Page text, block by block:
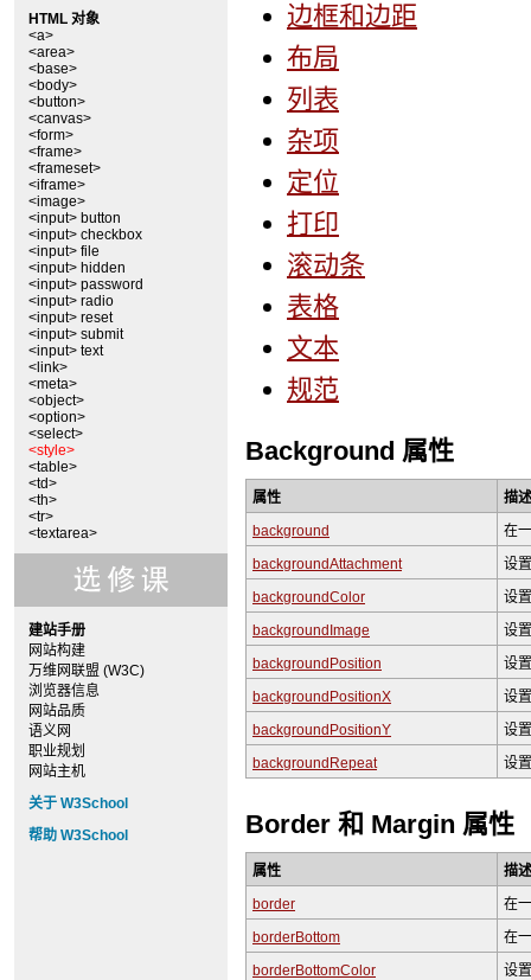
HTML 对象
<a>
<area>
<base>
<body>
<button>
<canvas>
<form>
<frame>
<frameset>
<iframe>
<image>
<input> button
<input> checkbox
<input> file
<input> hidden
<input> password
<input> radio
<input> reset
<input> submit
<input> text
<link>
<meta>
<object>
<option>
<select>
<style>
<table>
<td>
<th>
<tr>
<textarea>
建站手册
网站构建
万维网联盟 (W3C)
浏览器信息
网站品质
语义网
职业规划
网站主机
关于 W3School
帮助 W3School
边框和边距
布局
列表
杂项
定位
打印
滚动条
表格
文本
规范
Background 属性
属性
描述
background
在
backgroundAttachment
设
backgroundColor
设
backgroundImage
设
backgroundPosition
设
backgroundPositionX
设
backgroundPositionY
设
backgroundRepeat
设
Border 和 Margin 属性
属性
描述
border
在
borderBottom
在
borderBottomColor
设